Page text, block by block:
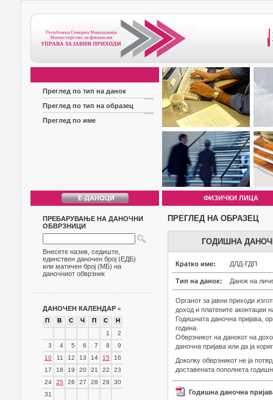
Преглед по тип на данок
Преглед по тип на образец
Преглед по име
ФИЗИЧКИ ЛИЦА
ПРЕБАРУВАЊЕ НА ДАНОЧНИ
ОБВРЗНИЦИ
Внесете назив, седиште,
единствен даночен број (ЕДБ)
или матичен број (МБ) на
даночниот обврзник
ДАНОЧЕН КАЛЕНДАР »
П В С Ч П С
Н
1
2
3
4 5 6 7 8
9
10
11 12 13 14 15
16
17
18 19 20 21 22
23
24
25 26 27 28 29
30
31
ПРЕГЛЕД НА ОБРАЗЕЦ
ГОДИШНА
Кратко име: ДЛД-ГДП
Тип на данок: Данок на
Органот за јавни приходи
доход и платените аконтации
Годишната даночна пријава,
година.
Обврзникот на данокот на
даночна пријава или да ја
Доколку обврзникот не ја
доставената пополнета
Годишна даночна